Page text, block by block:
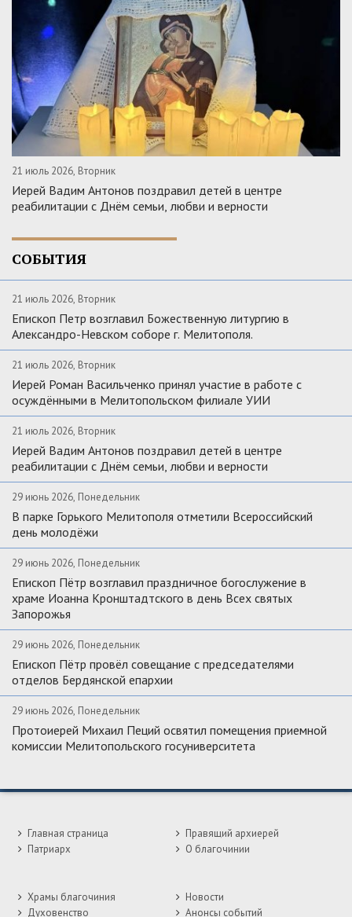
21 июль 2026, Вторник
Иерей Вадим Антонов поздравил детей в центре
реабилитации с Днём семьи, любви и верности
СОБЫТИЯ
21 июль 2026, Вторник
Епископ Петр возглавил Божественную литургию в
Александро-Невском соборе г. Мелитополя.
21 июль 2026, Вторник
Иерей Роман Васильченко принял участие в работе с
осуждёнными в Мелитопольском филиале УИИ
21 июль 2026, Вторник
Иерей Вадим Антонов поздравил детей в центре
реабилитации с Днём семьи, любви и верности
29 июнь 2026, Понедельник
В парке Горького Мелитополя отметили Всероссийский
день молодёжи
29 июнь 2026, Понедельник
Епископ Пётр возглавил праздничное богослужение в
храме Иоанна Кронштадтского в день Всех святых
Запорожья
29 июнь 2026, Понедельник
Епископ Пётр провёл совещание с председателями
отделов Бердянской епархии
29 июнь 2026, Понедельник
Протоиерей Михаил Пеций освятил помещения приемной
комиссии Мелитопольского госуниверситета
Главная страница
Патриарх
Правящий архиерей
О благочинии
Храмы благочиния
Духовенство
Новости
Анонсы событий